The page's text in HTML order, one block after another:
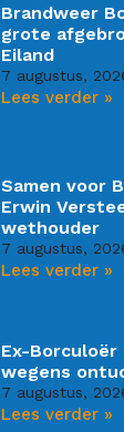
Brandweer
grote
Eiland
7 augustus,
Lees verder »
Samen voor
Erwin
wethouder
7 augustus,
Lees verder »
Ex-
wegens
7 augustus,
Lees verder »